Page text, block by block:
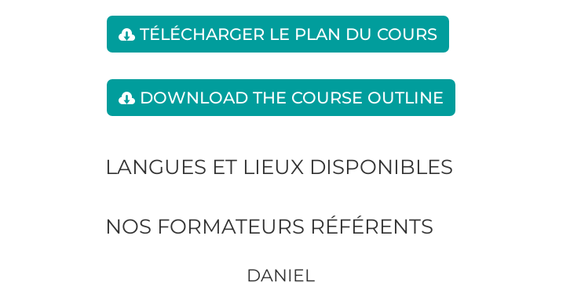
TÉLÉCHARGER LE PLAN DU COURS
DOWNLOAD THE COURSE OUTLINE
LANGUES ET LIEUX DISPONIBLES
NOS FORMATEURS RÉFÉRENTS
DANIEL